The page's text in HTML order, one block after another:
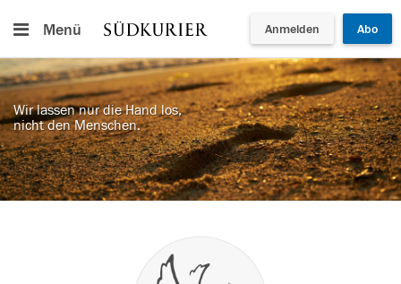
Menü Anmelden Abo
Wir lassen nur die Hand los,
nicht den Menschen.